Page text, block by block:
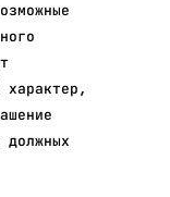
характер,
должных